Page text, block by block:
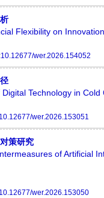
Flexibility on
10.12677/wer.2026.154052
Technology in
10.12677/wer.2026.153051
策研究
of Artificial
10.12677/wer.2026.153050